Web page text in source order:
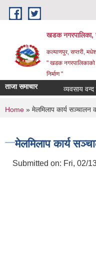
Skip to main content
खडक नगरपालिका,
कल्याणपुर, सप्तरी,
" खडक
निर्माण "
ताजा समाचार व्यवसाय वन्द
You are here
Home » मेलमिलाप कार्य सञ्चालन
मेलमिलाप कार्य
Submitted on: Fri, 02/